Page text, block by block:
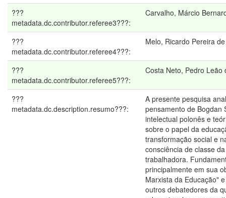
???
metadata.dc.contributor.referee3???:
Carvalho, Márcio
???
metadata.dc.contributor.referee4???:
Melo, Ricardo Pereira de
???
metadata.dc.contributor.referee5???:
Costa Neto, Pedro Leão
???
metadata.dc.description.resumo???:
A presente pesquisa
pensamento de Bogdan
intelectual polonês e
sobre o papel da
transformação social e
consciência de classe
trabalhadora.
principalmente em sua
Marxista da Educação"
outros debatedores da